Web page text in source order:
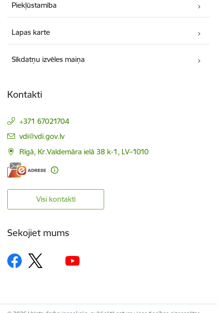
Piekļūstamība
Lapas karte
Sīkdatņu izvēles maiņa
Kontakti
+371 67021704
E-pasts:
vdi@vdi.gov.lv
Rīgā, Kr.Valdemāra ielā 38 k-1, LV–1010
Visi kontakti
Sekojiet mums